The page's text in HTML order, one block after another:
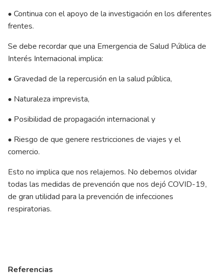
• Continua con el apoyo de la investigación en los diferentes
frentes.
Se debe recordar que una Emergencia de Salud Pública de
Interés Internacional implica:
• Gravedad de la repercusión en la salud pública,
• Naturaleza imprevista,
• Posibilidad de propagación internacional y
• Riesgo de que genere restricciones de viajes y el
comercio.
Esto no implica que nos relajemos. No debemos olvidar
todas las medidas de prevención que nos dejó COVID-19,
de gran utilidad para la prevención de infecciones
respiratorias.
Referencias